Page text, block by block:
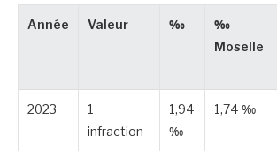
Année Valeur ‰
‰
Moselle
2023
1
infraction
1,94
‰
1,74 ‰